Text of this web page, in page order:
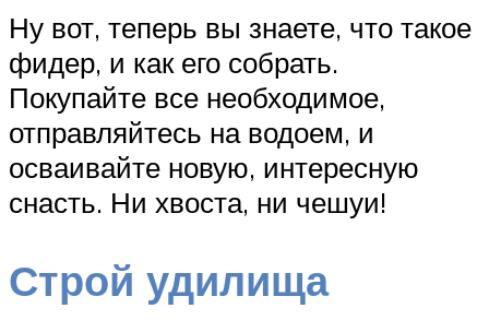
Ну вот, теперь вы знаете, что такое
фидер, и как его собрать.
Покупайте все необходимое,
отправляйтесь на водоем, и
осваивайте новую, интересную
снасть. Ни хвоста, ни чешуи!
Строй удилища